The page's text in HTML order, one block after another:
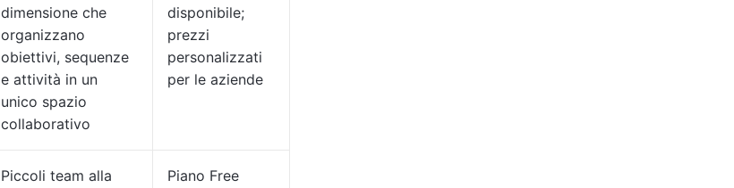
dimensione che
organizzano
obiettivi, sequenze
e attività in un
unico spazio
collaborativo
disponibile;
prezzi
personalizzati
per le aziende
Piccoli team alla
Piano Free